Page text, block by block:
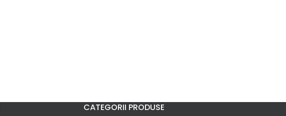
CATEGORII PRODUSE